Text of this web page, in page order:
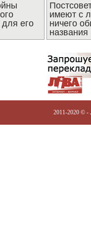
его
имеют с
ничего
названия
2011-2020 © -